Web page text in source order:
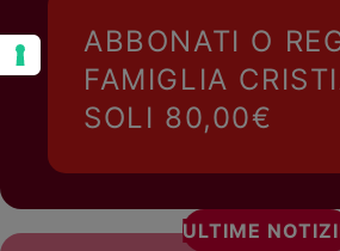
ABBONATI O
FAMIGLIA
SOLI 80,00€
ULTIME